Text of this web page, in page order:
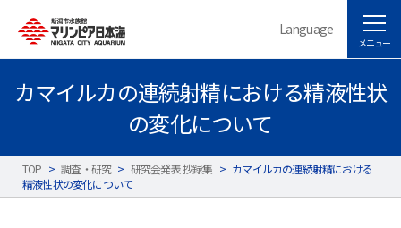
Language
メニュー
カマイルカの連続射精における精液性状
の変化について
TOP > 調査・研究 > 研究会発表 抄録集 > カマイルカの連続射精における
精液性状の変化について